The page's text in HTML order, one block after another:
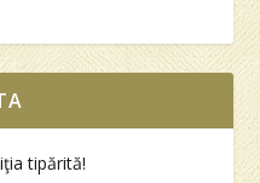
tipărită!